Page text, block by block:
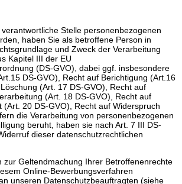
Stelle personenbezogenen
haben Sie als betroffene Person in
und Zweck der Verarbeitung
Kapitel III der EU
(DS-GVO), dabei ggf. insbesondere
DS-GVO), Recht auf Berichtigung (Art.16
(Art. 17 DS-GVO), Recht auf
(Art. 18 DS-GVO), Recht auf
(Art. 20 DS-GVO), Recht auf Widerspruch
die Verarbeitung von personenbezogenen
beruht, haben sie nach Art. 7 III DS-
dieser datenschutzrechtlichen
zur Geltendmachung Ihrer Betroffenenrechte
Online-Bewerbungsverfahren
unseren Datenschutzbeauftragten (siehe